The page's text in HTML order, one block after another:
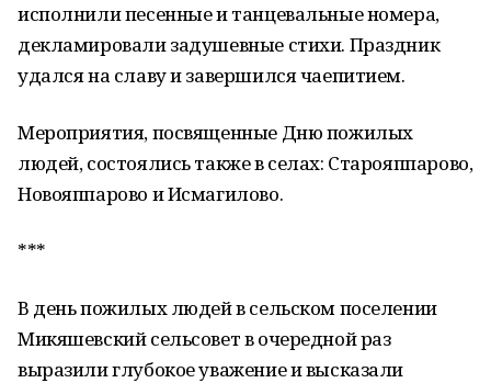
исполнили песенные и танцевальные номера,
декламировали задушевные стихи. Праздник
удался на славу и завершился чаепитием.
Мероприятия, посвященные Дню пожилых
людей, состоялись также в селах: Старояппарово,
Новояппарово и Исмагилово.
***
В день пожилых людей в сельском поселении
Микяшевский сельсовет в очередной раз
выразили глубокое уважение и высказали